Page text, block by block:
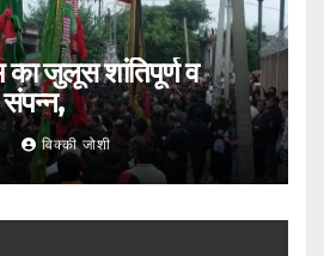
का जुलूस शांतिपूर्ण व
विक्की जोशी